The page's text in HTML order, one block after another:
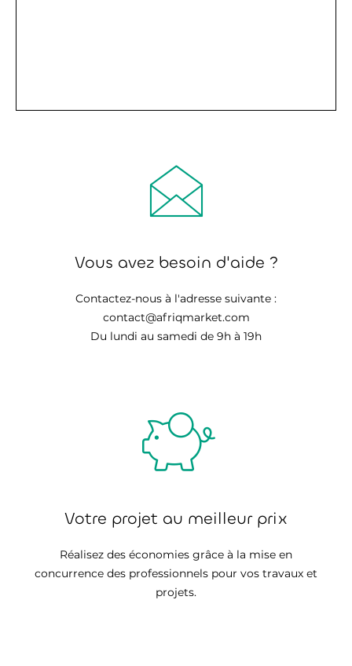
Vous avez besoin d'aide ?
Contactez-nous à l'adresse suivante :
contact@afriqmarket.com
Du lundi au samedi de 9h à 19h
Votre projet au meilleur prix
Réalisez des économies grâce à la mise en
concurrence des professionnels pour vos travaux et
projets.